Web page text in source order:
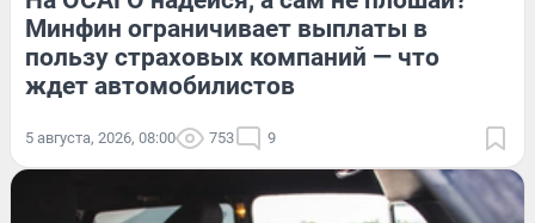
Минфин ограничивает выплаты в
пользу страховых компаний — что
ждет автомобилистов
5 августа, 2026, 08:00 753 9